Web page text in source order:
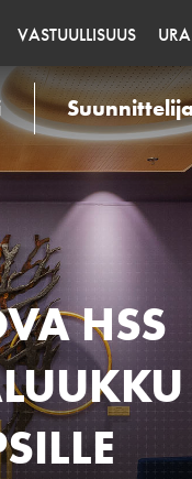
VASTUULLISUUS
HSS